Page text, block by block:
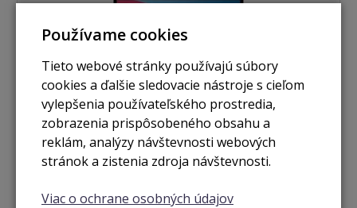
Používame cookies
Tieto webové stránky používajú súbory
cookies a ďalšie sledovacie nástroje s cieľom
vylepšenia používateľského prostredia,
zobrazenia prispôsobeného obsahu a
reklám, analýzy návštevnosti webových
stránok a zistenia zdroja návštevnosti.
Viac o ochrane osobných údajov